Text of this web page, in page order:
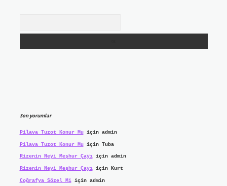
Son yorumlar
Pilava Tuzot Konur Muiçin admin
Pilava Tuzot Konur Muiçin Tuba
Rizenin Neyi Meşhur Çayıiçin admin
Rizenin Neyi Meşhur Çayıiçin Kurt
Coğrafya Sözel Miiçin admin